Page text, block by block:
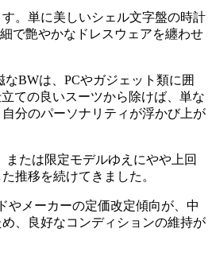
。単に美しいシェル文字盤の時計
で艶やかなドレスウェアを纏わせ
BWは、PCやガジェット類に囲
ての良いスーツから除けば、単な
分のパーソナリティが浮かび上が
たは限定モデルゆえにやや上回
推移を続けてきました。
やメーカーの定価改定傾向が、中
、良好なコンディションの維持が